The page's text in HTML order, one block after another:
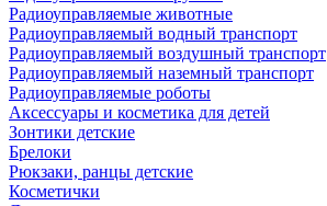
Радиоуправляемые животные
Радиоуправляемый водный транспорт
Радиоуправляемый воздушный транспорт
Радиоуправляемый наземный транспорт
Радиоуправляемые роботы
Аксессуары и косметика для детей
Зонтики детские
Брелоки
Рюкзаки, ранцы детские
Косметички